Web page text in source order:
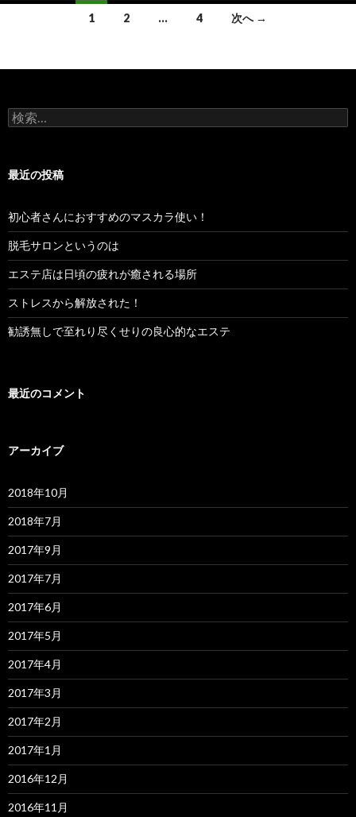
ナ
ゲ
シ
ョ
ン
1 2 … 4 次へ →
検
索:
最近の投稿
初心者さんにおすすめのマスカラ使い！
脱毛サロンというのは
エステ店は日頃の疲れが癒される場所
ストレスから解放された！
勧誘無しで至れり尽くせりの良心的なエステ
最近のコメント
アーカイブ
2018年10月
2018年7月
2017年9月
2017年7月
2017年6月
2017年5月
2017年4月
2017年3月
2017年2月
2017年1月
2016年12月
2016年11月